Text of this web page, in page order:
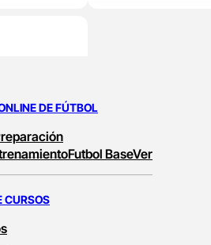
DE FÚTBOL
Futbol BaseVer
CURSOS